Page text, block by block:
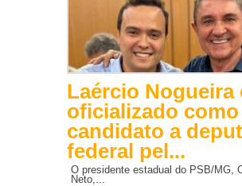
Laércio Nogueira
oficializado como
candidato a
federal pel...
O presidente estadual do PSB/MG,
Neto,...